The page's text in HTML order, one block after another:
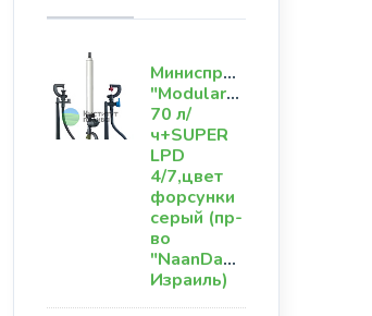
Миниспринклер
"ModularGroup"
70 л/
ч+SUPER
LPD
4/7,цвет
форсунки
серый (пр-
во
"NaanDanJain"
Израиль)